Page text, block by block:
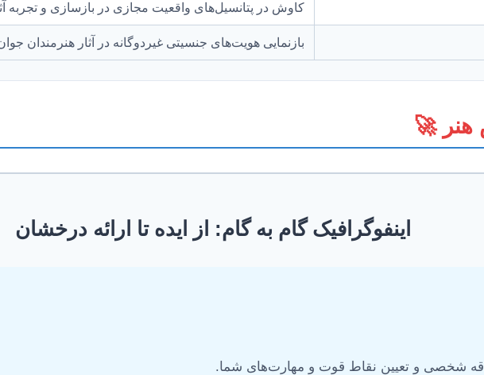
کاوش در پتانسیل‌های واقعیت مجازی در بازسازی و
بازنمایی هویت‌های جنسیتی غیردوگانه در آثار هنرمندان
🚀
اینفوگرافیک گام به گام: از ایده تا ارائه درخشان
شخصی و تعیین نقاط قوت و مهارت‌های شما.